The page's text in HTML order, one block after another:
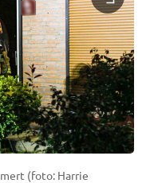
(foto: Harrie